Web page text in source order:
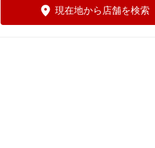
横浜市都筑区
現在地から店舗を検索